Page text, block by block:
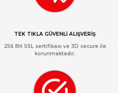
TEK TIKLA GÜVENLİ ALIŞVERİŞ
256 Bit SSL sertifikası ve 3D secure ile
korunmaktadır.